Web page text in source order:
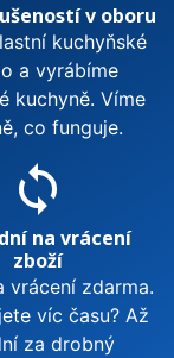
v oboru
kuchyňské
a vyrábíme
kuchyně. Víme
co funguje.
sync
na vrácení
zboží
vrácení zdarma.
víc času? Až
za drobný